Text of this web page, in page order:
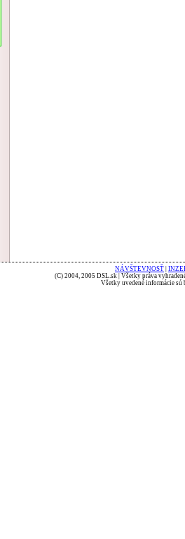
NÁVŠTEVNOSŤ
(C) 2004, 2005 DSL.sk | Všetky práva
Všetky uvedené informácie sú